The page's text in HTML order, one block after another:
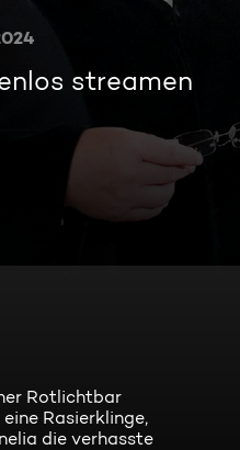
streamen
Rotlichtbar
Rasierklinge,
die verhasste